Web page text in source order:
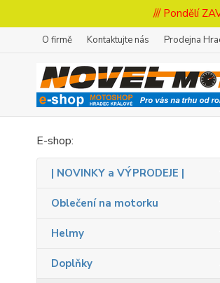
/// Pondělí
O firmě Kontaktujte nás Prodejna
E-shop:
| NOVINKY a VÝPRODEJE |
Oblečení na motorku
Helmy
Doplňky